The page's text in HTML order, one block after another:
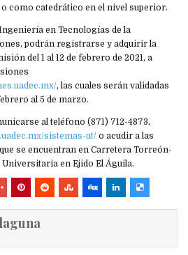
como catedrático en el nivel superior.
en Tecnologías de la
podrán registrarse y adquirir la
del 1 al 12 de febrero de 2021, a
, las cuales serán validadas
al 5 de marzo.
al teléfono (871) 712-4873,
sistemas-ut/ o acudir a las
se encuentran en Carretera Torreón-
en Ejido El Águila.